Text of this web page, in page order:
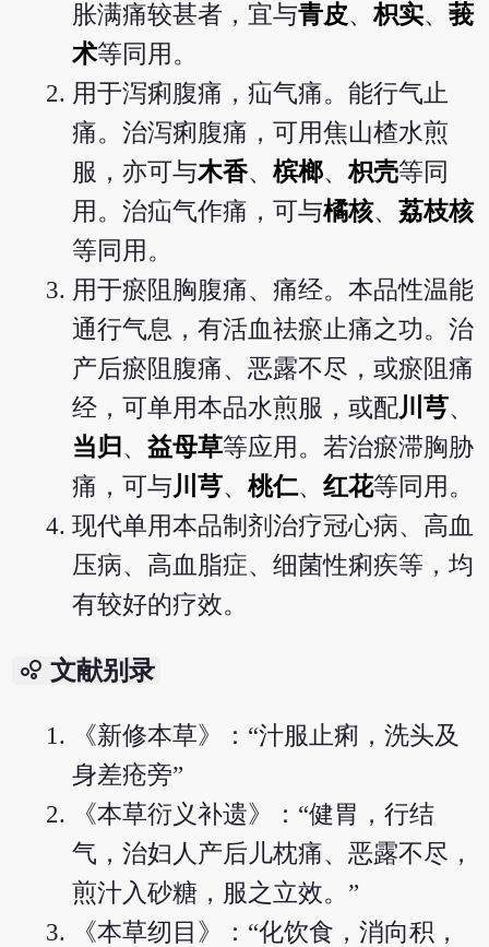
胀满痛较甚者，宜与青皮、枳实、莪
术等同用。
用于泻痢腹痛，疝气痛。能行气止
痛。治泻痢腹痛，可用焦山楂水煎
服，亦可与木香、槟榔、枳壳等同
用。治疝气作痛，可与橘核、荔枝核
等同用。
用于瘀阻胸腹痛、痛经。本品性温能
通行气息，有活血祛瘀止痛之功。治
产后瘀阻腹痛、恶露不尽，或瘀阻痛
经，可单用本品水煎服，或配川芎、
当归 、益母草等应用。若治瘀滞胸胁
痛，可与川芎、桃仁、红花等同用。
现代单用本品制剂治疗冠心病、高血
压病、高血脂症、细菌性痢疾等，均
有较好的疗效。
bubble_chart 文献别录
《新修本草》：“汁服止痢，洗头及
身差疮旁”
《本草衍义补遗》：“健胃，行结
气，治妇人产后儿枕痛、恶露不尽，
煎汁入砂糖，服之立效。”
《本草纫目》：“化饮食，消向积，